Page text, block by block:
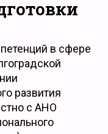
в сфере
развития
с АНО